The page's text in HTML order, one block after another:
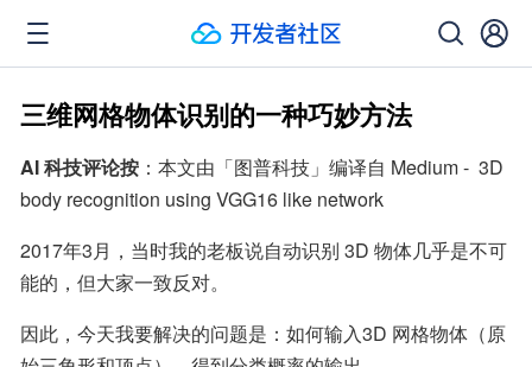
三维网格物体识别的一种巧妙方法
AI 科技评论按 ：本文由「图普科技」编译自 Medium -  3D
body recognition using VGG16 like network
2017年3月，当时我的老板说自动识别 3D 物体几乎是不可
能的，但大家一致反对。
因此，今天我要解决的问题是：如何输入3D 网格物体（原